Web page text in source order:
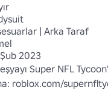
| Arka Taraf
2023
Super NFL
roblox.com/